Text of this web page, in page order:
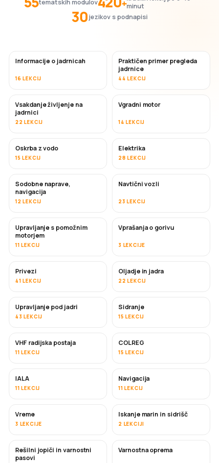
tematskih modulov +minut
30jezikov s podnapisi
Informacije o jadrnicah
16 LEKCIJ
Praktičen primer pregleda
jadrnice
44 LEKCIJ
Vsakdanje življenje na
jadrnici
22 LEKCIJ
Vgradni motor
14 LEKCIJ
Oskrba z vodo
15 LEKCIJ
Elektrika
28 LEKCIJ
Sodobne naprave,
navigacija
12 LEKCIJ
Navtični vozli
23 LEKCIJ
Upravljanje s pomožnim
motorjem
11 LEKCIJ
Vprašanja o gorivu
3 LEKCIJE
Privezi
41 LEKCIJ
Oljadje in jadra
22 LEKCIJ
Upravljanje pod jadri
43 LEKCIJ
Sidranje
15 LEKCIJ
VHF radijska postaja
11 LEKCIJ
COLREG
15 LEKCIJ
IALA
11 LEKCIJ
Navigacija
11 LEKCIJ
Vreme
3 LEKCIJE
Iskanje marin in sidrišč
2 LEKCIJI
Rešilni jopiči in varnostni
pasovi
Varnostna oprema